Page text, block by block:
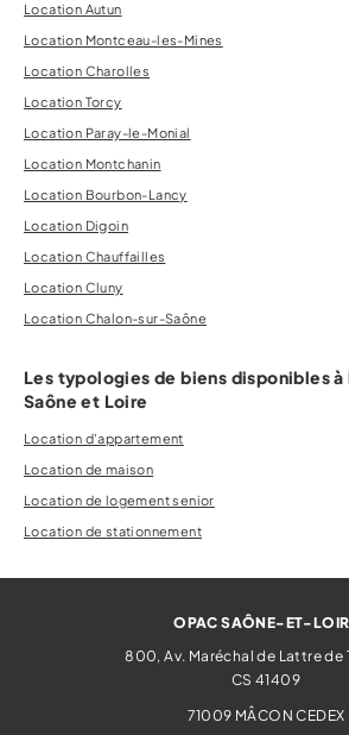
Location Autun
Location Montceau-les-Mines
Location Charolles
Location Torcy
Location Paray-le-Monial
Location Montchanin
Location Bourbon-Lancy
Location Digoin
Location Chauffailles
Location Cluny
Location Chalon-sur-Saône
Les typologies de biens disponibles
Saône et Loire
Location d'appartement
Location de maison
Location de logement senior
Location de stationnement
OPAC SAÔNE-ET-
800, Av. Maréchal de Lattre de
CS 41409
71009 MÂCON CEDEX